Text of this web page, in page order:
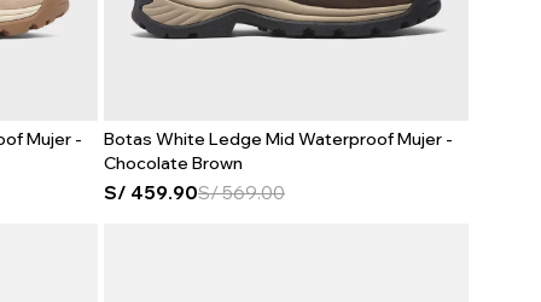
Mujer -
Botas White Ledge Mid Waterproof Mujer -
Chocolate Brown
S/ 459.90S/569.00